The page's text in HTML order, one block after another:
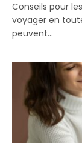
Conseils pour
voyager en
peuvent…